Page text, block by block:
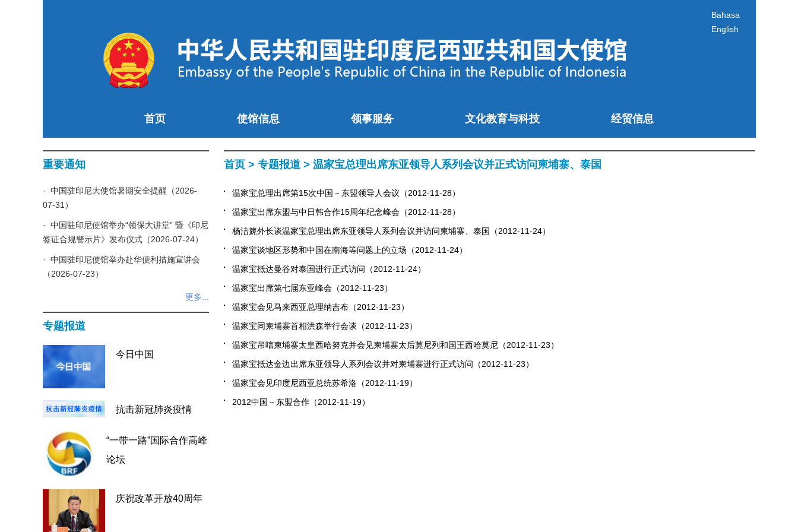
Bahasa
English
首页 使馆信息 领事服务 文化教育与科技 经贸信息
重要通知
· 中国驻印尼大使馆暑期安全提醒（2026-
07-31）
· 中国驻印尼使馆举办“领保大讲堂” 暨《印尼
签证合规警示片》发布仪式（2026-07-24）
· 中国驻印尼使馆举办赴华便利措施宣讲会
（2026-07-23）
更多...
专题报道
今日中国
抗击新冠肺炎疫情
“一带一路”国际合作高峰
论坛
庆祝改革开放40周年
首页> 专题报道> 温家宝总理出席东亚领导人系列会议并正式访问柬埔寨、泰国
温家宝总理出席第15次中国－东盟领导人会议（2012-11-28）
温家宝出席东盟与中日韩合作15周年纪念峰会（2012-11-28）
杨洁篪外长谈温家宝总理出席东亚领导人系列会议并访问柬埔寨、泰国（2012-11-24）
温家宝谈地区形势和中国在南海等问题上的立场（2012-11-24）
温家宝抵达曼谷对泰国进行正式访问（2012-11-24）
温家宝出席第七届东亚峰会（2012-11-23）
温家宝会见马来西亚总理纳吉布（2012-11-23）
温家宝同柬埔寨首相洪森举行会谈（2012-11-23）
温家宝吊唁柬埔寨太皇西哈努克并会见柬埔寨太后莫尼列和国王西哈莫尼（2012-11-23）
温家宝抵达金边出席东亚领导人系列会议并对柬埔寨进行正式访问（2012-11-23）
温家宝会见印度尼西亚总统苏希洛（2012-11-19）
2012中国－东盟合作（2012-11-19）